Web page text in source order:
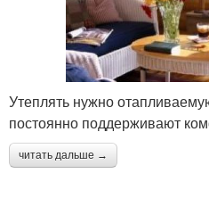
Утеплять нужно
постоянно поддерживают
читать дальше →